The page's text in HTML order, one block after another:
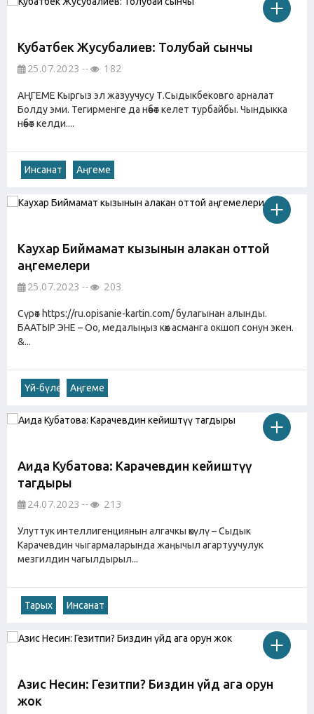
Кубатбек Жусубалиев: Толубай сынчы
25.07.2023 182
АҢГЕМЕ Кыргыз эл жазуучусу Т.Сыдыкбековго арналат
Болду эми. Тегирменге да нөөбөт келет турбайбы. Чындыкка
нөөбөт келди....
Инсанат Аңгеме
Каухар Биймамат кызынын алакан оттой
аңгемелери
25.07.2023 203
Сүрөт https://ru.opisanie-kartin.com/ булагынан алынды.
БААТЫР ЭНЕ – Оо, медалыңыз көк асманга окшоп сонун экен.
&...
Үй-бүлө Аңгеме
Аида Кубатова: Карачевдин кейиштүү
тагдыры
24.07.2023 213
Улуттук интеллигенциянын алгачкы өкүлү – Сыдык
Карачевдин чыгармаларында жаңычыл агартуучулук
мезгилдин чагылдырыл...
Тарых Инсанат
Азис Несин: Гезитпи? Биздин үйдө ага орун
жок